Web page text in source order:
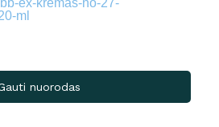
ex-kremas-no-27-
ml
nuorodas